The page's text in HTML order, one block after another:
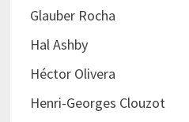
Glauber Rocha
Hal Ashby
Héctor Olivera
Henri-Georges Clouzot